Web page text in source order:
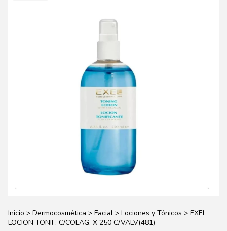
Inicio > Dermocosmética > Facial > Lociones y Tónicos > EXEL
LOCION TONIF. C/COLAG. X 250 C/VALV(481)